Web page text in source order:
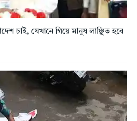
চাই, যেখানে গিয়ে মানুষ লাঞ্ছিত হবে